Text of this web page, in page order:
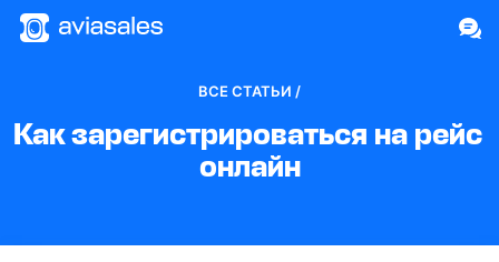
ВСЕ СТАТЬИ /
Как зарегистрироваться на рейс
онлайн